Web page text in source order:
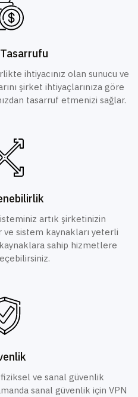
ihtiyacınız olan sunucu ve
şirket ihtiyaçlarınıza göre
tasarruf etmenizi sağlar.
artık şirketinizin
ve sistem kaynakları yeterli
sahip hizmetlere
ve sanal güvenlik
sanal güvenlik için VPN